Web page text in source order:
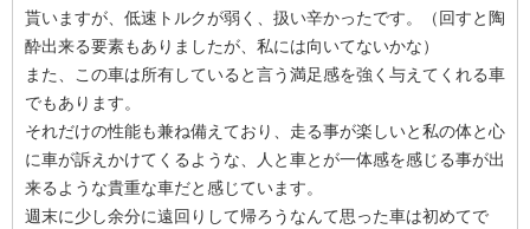
貰いますが、低速トルクが弱く、扱い辛かったです。（回すと陶
酔出来る要素もありましたが、私には向いてないかな）
また、この車は所有していると言う満足感を強く与えてくれる車
でもあります。
それだけの性能も兼ね備えており、走る事が楽しいと私の体と心
に車が訴えかけてくるような、人と車とが一体感を感じる事が出
来るような貴重な車だと感じています。
週末に少し余分に遠回りして帰ろうなんて思った車は初めてで